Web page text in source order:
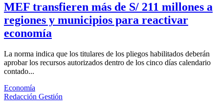
MEF transfieren más de S/ 211 millones a
regiones y municipios para reactivar
economía
La norma indica que los titulares de los pliegos habilitados deberán
aprobar los recursos autorizados dentro de los cinco días calendario
contado...
Economía
Redacción Gestión